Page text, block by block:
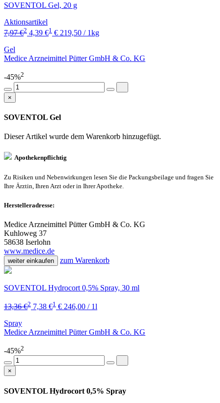
SOVENTOL Gel, 20 g
Aktionsartikel
7,97 €2 4,39 €1 € 219,50 / 1kg
Gel
Medice Arzneimittel Pütter GmbH & Co. KG
-45%2
×
SOVENTOL Gel
Dieser Artikel wurde dem Warenkorb hinzugefügt.
Apothekenpflichtig
Zu Risiken und Nebenwirkungen lesen Sie die Packungsbeilage und fragen Sie
Ihre Ärztin, Ihren Arzt oder in Ihrer Apotheke.
Herstelleradresse:
Medice Arzneimittel Pütter GmbH & Co. KG
Kuhloweg 37
58638 Iserlohn
www.medice.de
weiter einkaufen zum Warenkorb
SOVENTOL Hydrocort 0,5% Spray, 30 ml
13,36 €2 7,38 €1 € 246,00 / 1l
Spray
Medice Arzneimittel Pütter GmbH & Co. KG
-45%2
×
SOVENTOL Hydrocort 0,5% Spray